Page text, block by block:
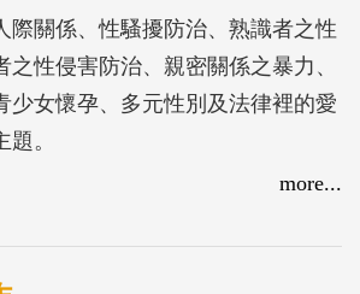
際關係、性騷擾防治、熟識者之性
之性侵害防治、親密關係之暴力、
少女懷孕、多元性別及法律裡的愛
。
more...